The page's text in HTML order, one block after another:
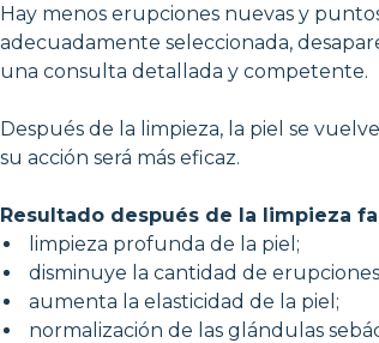
Hay menos erupciones nuevas y
adecuadamente seleccionada,
una consulta detallada y competente.
Después de la limpieza, la piel se
su acción será más eficaz.
Resultado después de la limpieza
limpieza profunda de la piel;
disminuye la cantidad de
aumenta la elasticidad de la piel;
normalización de las glándulas